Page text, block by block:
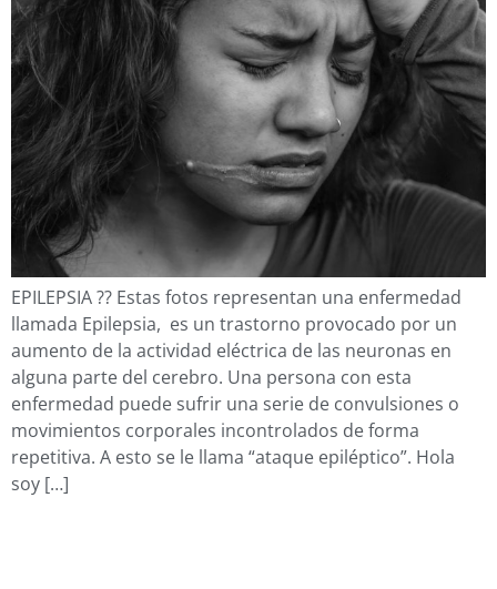
EPILEPSIA ?? Estas fotos representan una enfermedad
llamada Epilepsia, es un trastorno provocado por un
aumento de la actividad eléctrica de las neuronas en
alguna parte del cerebro. Una persona con esta
enfermedad puede sufrir una serie de convulsiones o
movimientos corporales incontrolados de forma
repetitiva. A esto se le llama “ataque epiléptico”. Hola
soy […]